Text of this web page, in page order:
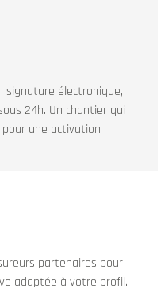
signature électronique,
24h. Un chantier qui
une activation
partenaires pour
adaptée à votre profil.